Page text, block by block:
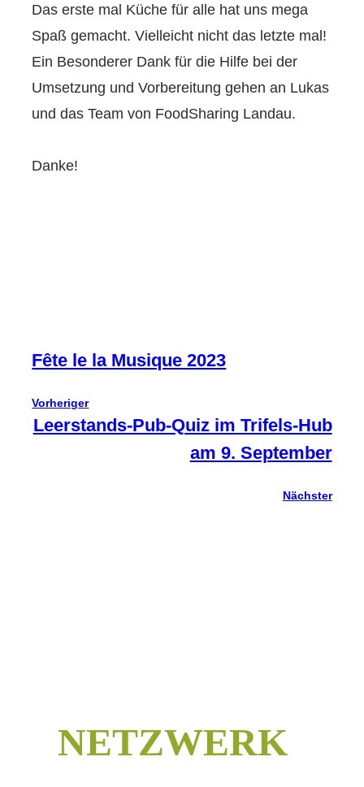
Das erste mal Küche für alle hat uns mega
Spaß gemacht. Vielleicht nicht das letzte mal!
Ein Besonderer Dank für die Hilfe bei der
Umsetzung und Vorbereitung gehen an Lukas
und das Team von FoodSharing Landau.
Danke!
Fête le la Musique 2023
Vorheriger
Leerstands-Pub-Quiz im Trifels-Hub
am 9. September
Nächster
NETZWERK